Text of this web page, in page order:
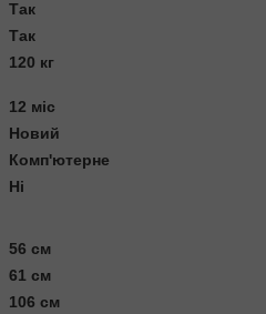
Так
Так
120 кг
12 міс
Новий
Комп'ютерне
Ні
56 см
61 см
106 см